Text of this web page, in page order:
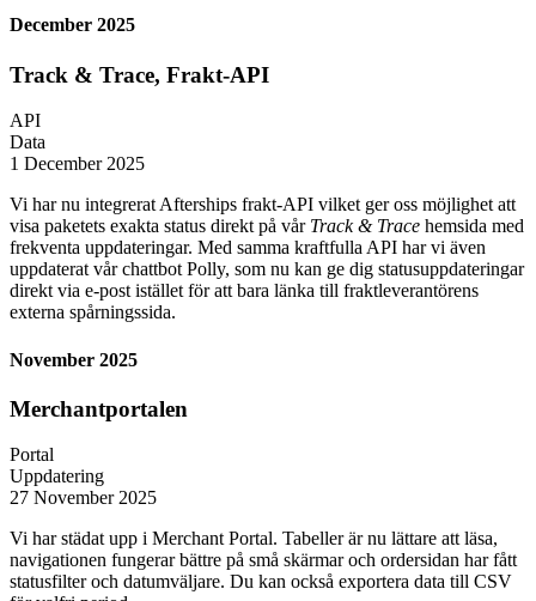
December 2025
Track & Trace, Frakt-API
API
Data
1 December 2025
Vi har nu integrerat Afterships frakt-API vilket ger oss möjlighet att
visa paketets exakta status direkt på vår Track & Trace hemsida med
frekventa uppdateringar. Med samma kraftfulla API har vi även
uppdaterat vår chattbot Polly, som nu kan ge dig statusuppdateringar
direkt via e-post istället för att bara länka till fraktleverantörens
externa spårningssida.
November 2025
Merchantportalen
Portal
Uppdatering
27 November 2025
Vi har städat upp i Merchant Portal. Tabeller är nu lättare att läsa,
navigationen fungerar bättre på små skärmar och ordersidan har fått
statusfilter och datumväljare. Du kan också exportera data till CSV